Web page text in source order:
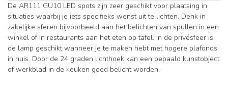
De AR111 GU10 LED spots zijn zeer geschikt voor plaatsing in
situaties waarbij je iets specifieks wenst uit te lichten. Denk in
zakelijke sferen bijvoorbeeld aan het belichten van spullen in een
winkel of in restaurants aan het eten op tafel. In de privésfeer is
de lamp geschikt wanneer je te maken hebt met hogere plafonds
in huis. Door de 24 graden lichthoek kan een bepaald kunstobject
of werkblad in de keuken goed belicht worden.